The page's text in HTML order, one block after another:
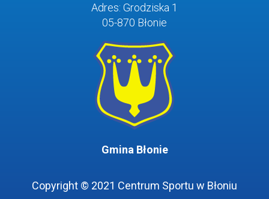
Adres: Grodziska 1
05-870 Błonie
Gmina Błonie
Copyright © 2021 Centrum Sportu w Błoniu